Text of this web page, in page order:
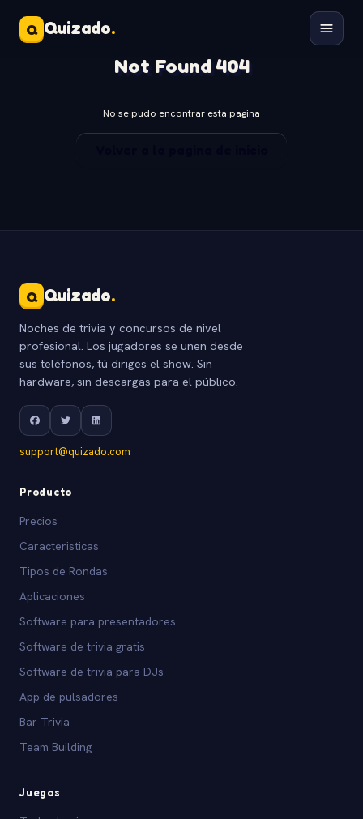
Q Quizado.
Not Found 404
No se pudo encontrar esta pagina
Q Quizado.
Noches de trivia y concursos de nivel
profesional. Los jugadores se unen desde
sus teléfonos, tú diriges el show. Sin
hardware, sin descargas para el público.
support@quizado.com
Producto
Precios
Caracteristicas
Tipos de Rondas
Aplicaciones
Software para presentadores
Software de trivia gratis
Software de trivia para DJs
App de pulsadores
Bar Trivia
Team Building
Juegos